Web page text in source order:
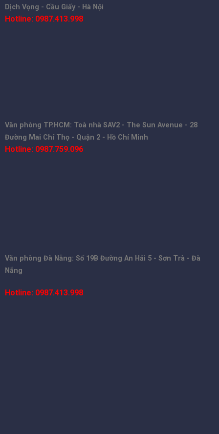
Dịch Vọng - Cầu Giấy - Hà Nội
Hotline: 0987.413.998
Văn phòng TP.HCM: Toà nhà SAV2 - The Sun Avenue - 28
Đường Mai Chí Thọ - Quận 2 - Hồ Chí Minh
Hotline: 0987.759.096
Văn phòng Đà Nẵng: Số 19B Đường An Hải 5 - Sơn Trà - Đà
Nẵng
Hotline: 0987.413.998